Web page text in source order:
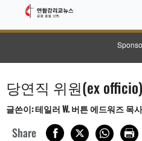
당연직 위원(ex
글쓴이: 테일러 W. 버튼 에드워즈 목사
Share